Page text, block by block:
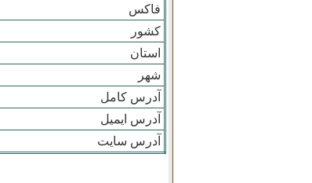
فاکس
کشور
استان
شهر
آدرس کامل
آدرس ایمیل
آدرس سایت